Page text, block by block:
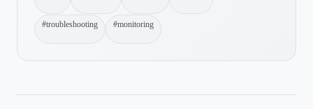
#troubleshooting #monitoring